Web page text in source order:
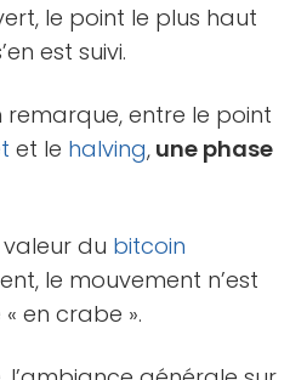
le point le plus haut
est suivi.
remarque, entre le point
et le halving, une phase
du bitcoin
le mouvement n’est
en crabe ».